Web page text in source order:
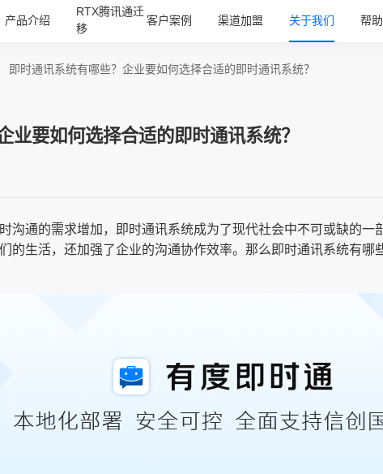
产品介绍
RTX腾讯通迁
移
客户案例 渠道加盟 关于我们 帮
即时通讯系统有哪些？企业要如何选择合适的即时通讯系统？
业要如何选择合适的即时通讯系统？
沟通的需求增加，即时通讯系统成为了现代社会中不可或缺的
的生活，还加强了企业的沟通协作效率。那么即时通讯系统有